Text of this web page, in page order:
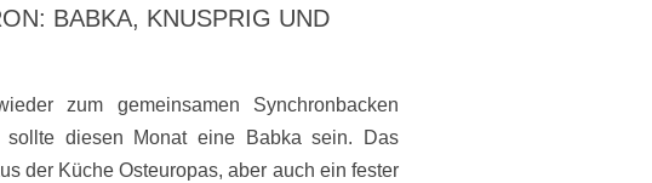
BABKA, KNUSPRIG UND
zum gemeinsamen Synchronbacken
diesen Monat eine Babka sein. Das
der Küche Osteuropas, aber auch ein fester